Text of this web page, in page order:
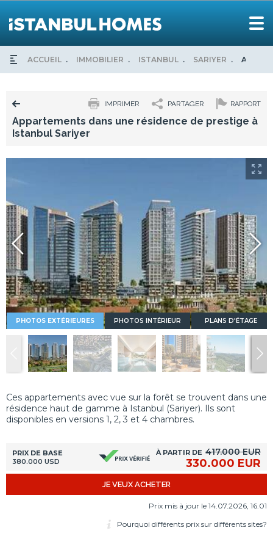
ACCUEIL IMMOBILIER ISTANBUL SARIYER
RAPPORT
PARTAGER
IMPRIMER
Appartements dans une résidence de prestige à
Istanbul Sariyer
PHOTOS EXTÉRIEURES PHOTOS INTÉRIEUR PLANS D'ÉTAGE
Ces appartements avec vue sur la forêt se trouvent dans une
résidence haut de gamme à Istanbul (Sariyer). Ils sont
disponibles en versions 1, 2, 3 et 4 chambres.
PRIX DE BASE
380.000 USD
À PARTIR DE 417.000 EUR
330.000 EUR
JE VEUX ACHETER
Prix mis à jour le 14.07.2026, 16.01
Pourquoi différents prix sur différents sites?